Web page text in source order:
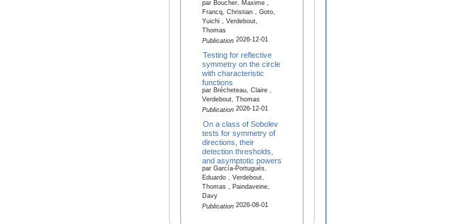
par Boucher, Maxime ,
Francq, Christian , Goto,
Yuichi , Verdebout,
Thomas
Publication2026-12-01
Testing for reflective
symmetry on the circle
with characteristic
functions
par Brécheteau, Claire ,
Verdebout, Thomas
Publication2026-12-01
On a class of Sobolev
tests for symmetry of
directions, their
detection thresholds,
and asymptotic powers
par García-Portugués,
Eduardo , Verdebout,
Thomas , Paindaveine,
Davy
Publication2026-08-01